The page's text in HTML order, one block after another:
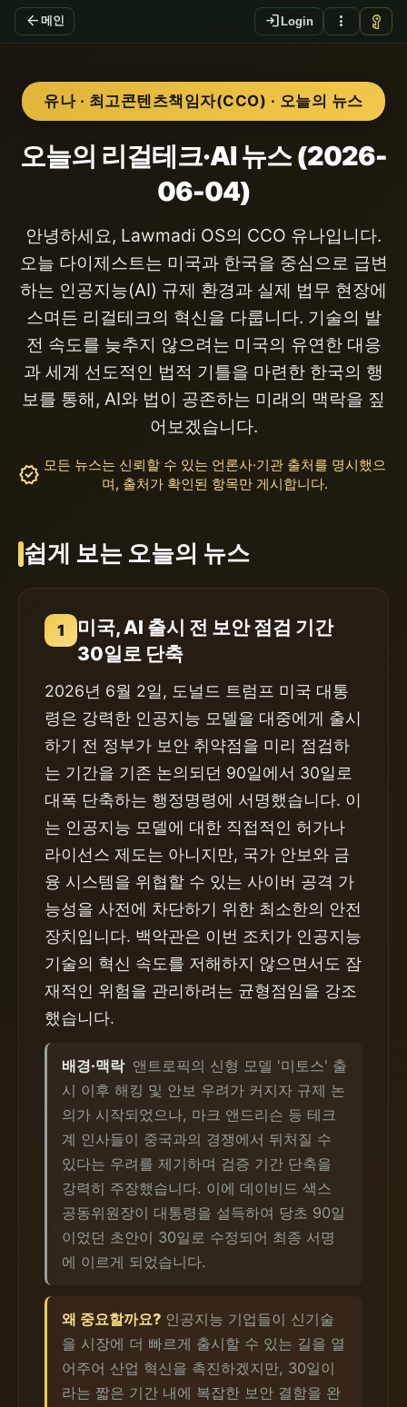
arrow_back 메인 login Login more_vert vpn_key
유나 · 최고콘텐츠책임자(CCO) · 오늘의 뉴스
오늘의 리걸테크·AI 뉴스 (2026-
06-04)
안녕하세요, Lawmadi OS의 CCO 유나입니다.
오늘 다이제스트는 미국과 한국을 중심으로 급변
하는 인공지능(AI) 규제 환경과 실제 법무 현장에
스며든 리걸테크의 혁신을 다룹니다. 기술의 발
전 속도를 늦추지 않으려는 미국의 유연한 대응
과 세계 선도적인 법적 기틀을 마련한 한국의 행
보를 통해, AI와 법이 공존하는 미래의 맥락을 짚
어보겠습니다.
verified 모든 뉴스는 신뢰할 수 있는 언론사·기관 출처를 명시했으
며, 출처가 확인된 항목만 게시합니다.
쉽게 보는 오늘의 뉴스
1
미국, AI 출시 전 보안 점검 기간
30일로 단축
2026년 6월 2일, 도널드 트럼프 미국 대통
령은 강력한 인공지능 모델을 대중에게 출시
하기 전 정부가 보안 취약점을 미리 점검하
는 기간을 기존 논의되던 90일에서 30일로
대폭 단축하는 행정명령에 서명했습니다. 이
는 인공지능 모델에 대한 직접적인 허가나
라이선스 제도는 아니지만, 국가 안보와 금
융 시스템을 위협할 수 있는 사이버 공격 가
능성을 사전에 차단하기 위한 최소한의 안전
장치입니다. 백악관은 이번 조치가 인공지능
기술의 혁신 속도를 저해하지 않으면서도 잠
재적인 위험을 관리하려는 균형점임을 강조
했습니다.
배경·맥락 앤트로픽의 신형 모델 '미토스' 출
시 이후 해킹 및 안보 우려가 커지자 규제 논
의가 시작되었으나, 마크 앤드리슨 등 테크
계 인사들이 중국과의 경쟁에서 뒤처질 수
있다는 우려를 제기하며 검증 기간 단축을
강력히 주장했습니다. 이에 데이비드 색스
공동위원장이 대통령을 설득하여 당초 90일
이었던 초안이 30일로 수정되어 최종 서명
에 이르게 되었습니다.
왜 중요할까요? 인공지능 기업들이 신기술
을 시장에 더 빠르게 출시할 수 있는 길을 열
어주어 산업 혁신을 촉진하겠지만, 30일이
라는 짧은 기간 내에 복잡한 보안 결함을 완